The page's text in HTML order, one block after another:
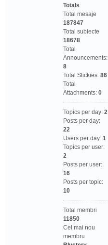
Totals
Total mesaje
187847
Total subiecte
18678
Total
Announcements:
8
Total Stickies: 86
Total
Attachments: 0
Topics per day: 2
Posts per day:
22
Users per day: 1
Topics per user:
2
Posts per user:
16
Posts per topic:
10
Total membri
11850
Cel mai nou
membru